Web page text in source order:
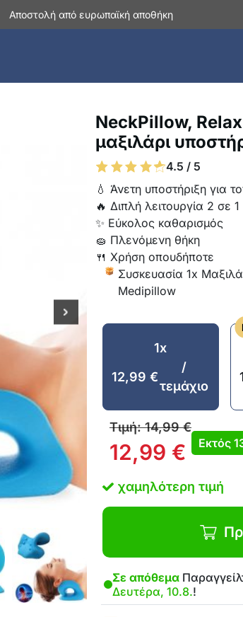
Αποστολή από ευρωπαϊκή αποθήκη
NeckPillow,
μαξιλάρι
4.5 / 5
💧 Άνετη υποστήριξη για
🔥 Διπλή λειτουργία 2 σε 1
✨ Εύκολος καθαρισμός
🧽 Πλενόμενη θήκη
🍴 Χρήση οπουδήποτε
Συσκευασία 1x
Medipillow
1x
12,99 €
/
τεμάχιο
Τιμή:14,99€
12,99 € Εκτός
χαμηλότερη τιμή
Σε απόθεμα
Δευτέρα, 10.8.!